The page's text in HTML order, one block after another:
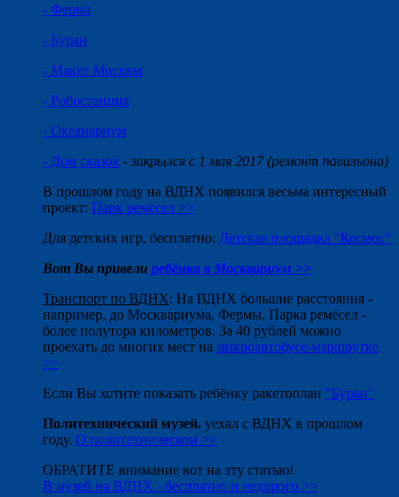
- Ферма
- Буран
- Макет Москвы
- Робостанция
- Океанариум
- Дом сказок - закрылся с 1 мая 2017 (ремонт павильона)
В прошлом году на ВДНХ появился весьма интересный
проект: Парк ремёсел >>
Для детских игр, бесплатно: Детская площадка "Космос"
Вот Вы привели ребёнка в Москвариум >>
Транспорт по ВДНХ: На ВДНХ большие расстояния -
например, до Москвариума, Фермы, Парка ремёсел -
более полутора километров. За 40 рублей можно
проехать до многих мест на микроавтобусе-маршрутке
>>
Если Вы хотите показать ребёнку ракетоплан "Буран"
Политехнический музей. уехал с ВДНХ в прошлом
году. О политехническом >>
ОБРАТИТЕ внимание вот на эту статью!
В музей на ВДНХ - бесплатно и недорого >>